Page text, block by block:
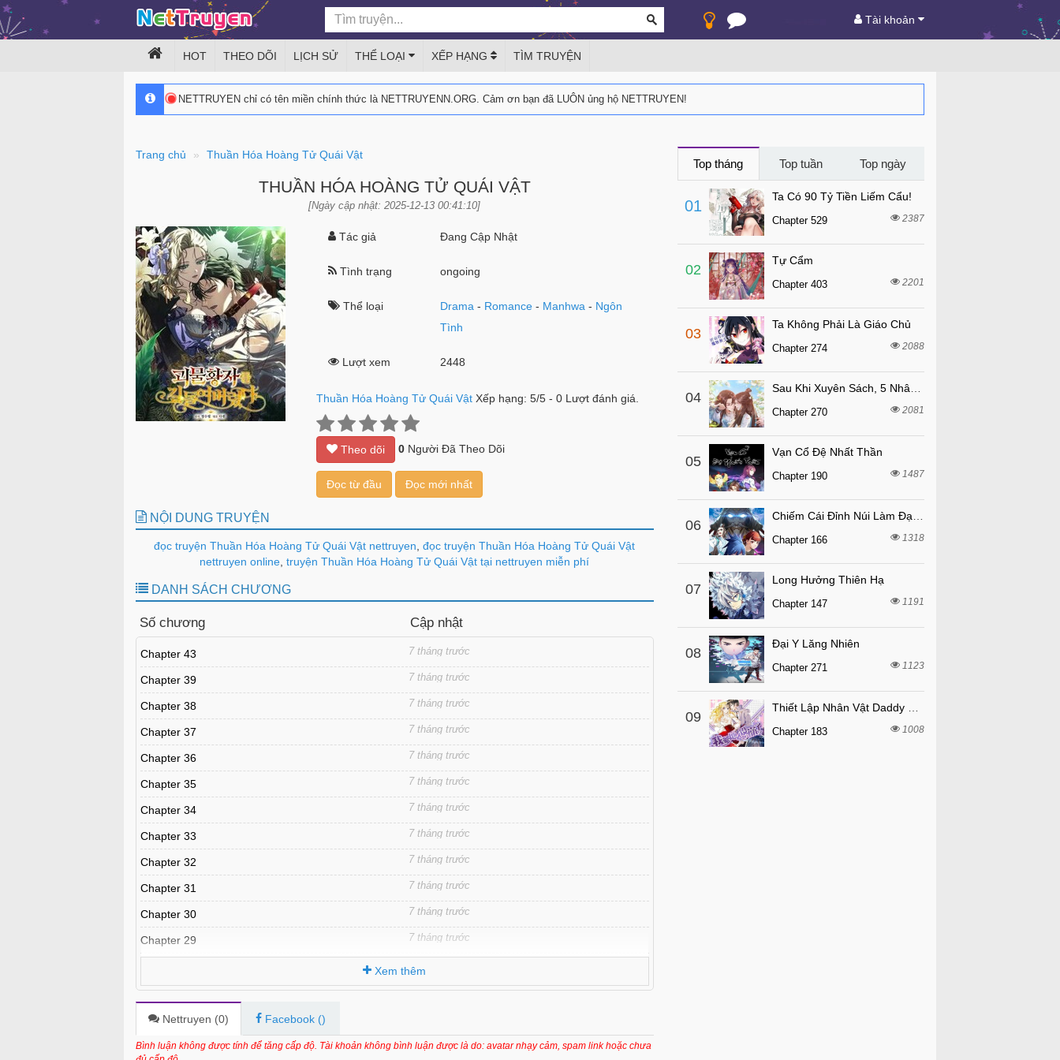
Tài khoản
HOT THEO DÕI LỊCH SỬ THỂ LOẠI XẾP HẠNG TÌM TRUYỆN
NETTRUYEN chỉ có tên miền chính thức là NETTRUYENN.ORG. Cảm ơn bạn đã LUÔN ủng hộ NETTRUYEN!
Trang chủ Thuần Hóa Hoàng Tử Quái Vật
THUẦN HÓA HOÀNG TỬ QUÁI VẬT
[Ngày cập nhật: 2025-12-13 00:41:10]
Tác giả Đang Cập Nhật
Tình trạng ongoing
Thể loại Drama - Romance - Manhwa - Ngôn
Tình
Lượt xem 2448
Thuần Hóa Hoàng Tử Quái Vật Xếp hạng: 5/5- 0Lượt đánh giá.
Theo dõi 0Người Đã Theo Dõi
Đọc từ đầu Đọc mới nhất
NỘI DUNG TRUYỆN
đọc truyện Thuần Hóa Hoàng Tử Quái Vật nettruyen đọc truyện Thuần Hóa Hoàng Tử Quái Vật
nettruyen online truyện Thuần Hóa Hoàng Tử Quái Vật tại nettruyen miễn phí
DANH SÁCH CHƯƠNG
Số chương Cập nhật
Chapter 43 7 tháng trước
Chapter 39 7 tháng trước
Chapter 38 7 tháng trước
Chapter 37 7 tháng trước
Chapter 36 7 tháng trước
Chapter 35 7 tháng trước
Chapter 34 7 tháng trước
Chapter 33 7 tháng trước
Chapter 32 7 tháng trước
Chapter 31 7 tháng trước
Chapter 30 7 tháng trước
Chapter 29 7 tháng trước
Chapter 27 7 tháng trước
Chapter 26
Chapter 25 7 tháng trước
Xem thêm
Nettruyen (0) Facebook ()
Bình luận không được tính để tăng cấp độ. Tài khoản không bình luận được là do: avatar nhạy cảm, spam link hoặc chưa
Top tháng Top tuần Top ngày
01
Ta Có 90 Tỷ Tiền Liếm Cẩu!
Chapter 529 2387
02
Tự Cẩm
Chapter 403 2201
03
Ta Không Phải Là Giáo Chủ
Chapter 274 2088
04
Chapter 270 2081
05
Vạn Cổ Đệ Nhất Thần
Chapter 190 1487
06
Chapter 166 1318
07
Long Hưởng Thiên Hạ
Chapter 147 1191
08
Đại Y Lăng Nhiên
Chapter 271 1123
09
Chapter 183 1008